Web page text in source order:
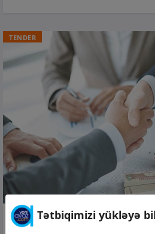
TENDER
06 avq 2026, 15:02
Tətbiqimizi yükləyə